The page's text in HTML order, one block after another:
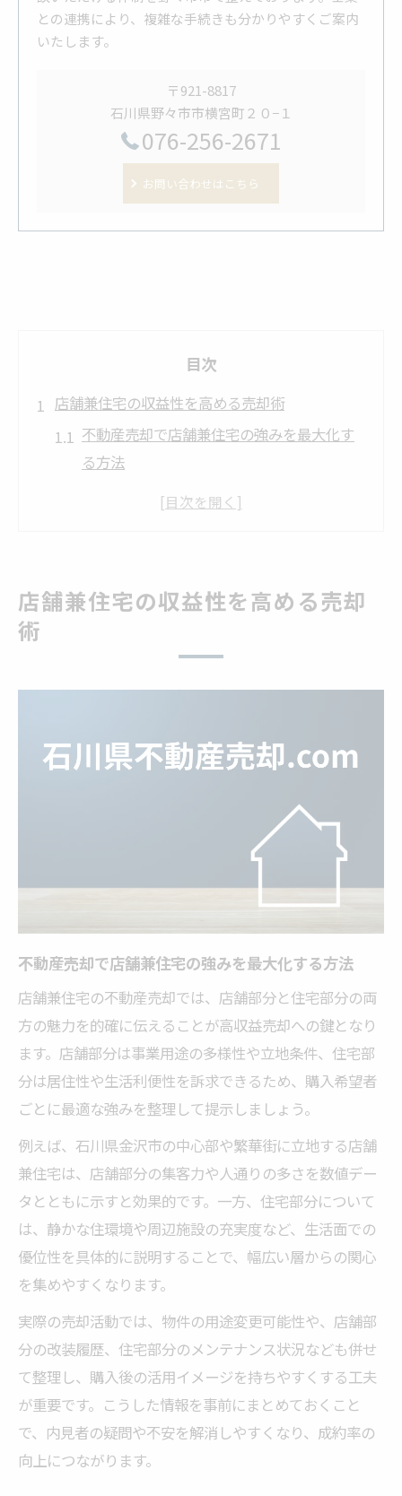
との連携により、複雑な手続きも分かりやすくご案内
いたします。
〒921-8817
石川県野々市市横宮町２０−１
076-256-2671
お問い合わせはこちら
目次
店舗兼住宅の収益性を高める売却術
不動産売却で店舗兼住宅の強みを最大化す
る方法
運用実績を活かした不動産売却のアピール
将来性を示す不動産売却の情報提示ポイン
不動産売却で重視すべき説明と信頼性の出
店舗兼住宅の魅力を伝える不動産売却の話
用途地域を意識した不動産売却の伝達ポイ
ント
専門知識を活かした不動産売却の説得力強
化術
高収益狙いなら押さえるべき評価方法
不動産売却で収益性を高める評価ポイント
店舗兼住宅の市場価値を見抜く不動産売却
術
賃貸需要を踏まえた不動産売却の評価基準
減価償却を考慮した不動産売却の算定方法
不動産売却で実績と将来性を評価に反映す
る
不動産売却で活用できる税務特例の基本知
識
居住用財産特例を使った不動産売却の進め
店舗兼住宅の収益性を高める売却
術
不動産売却で店舗兼住宅の強みを最大化する方法
店舗兼住宅の不動産売却では、店舗部分と住宅部分の両
方の魅力を的確に伝えることが高収益売却への鍵となり
ます。店舗部分は事業用途の多様性や立地条件、住宅部
分は居住性や生活利便性を訴求できるため、購入希望者
ごとに最適な強みを整理して提示しましょう。
例えば、石川県金沢市の中心部や繁華街に立地する店舗
兼住宅は、店舗部分の集客力や人通りの多さを数値デー
タとともに示すと効果的です。一方、住宅部分について
は、静かな住環境や周辺施設の充実度など、生活面での
優位性を具体的に説明することで、幅広い層からの関心
を集めやすくなります。
実際の売却活動では、物件の用途変更可能性や、店舗部
分の改装履歴、住宅部分のメンテナンス状況なども併せ
て整理し、購入後の活用イメージを持ちやすくする工夫
が重要です。こうした情報を事前にまとめておくこと
で、内見者の疑問や不安を解消しやすくなり、成約率の
向上につながります。